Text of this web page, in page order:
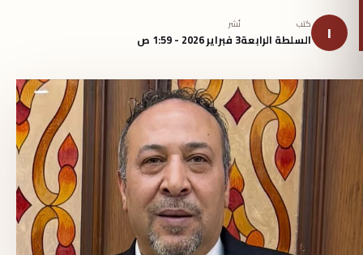
ا كتب
السلطة الرابعة
نُشر
3 فبراير 2026 - 1:59 ص